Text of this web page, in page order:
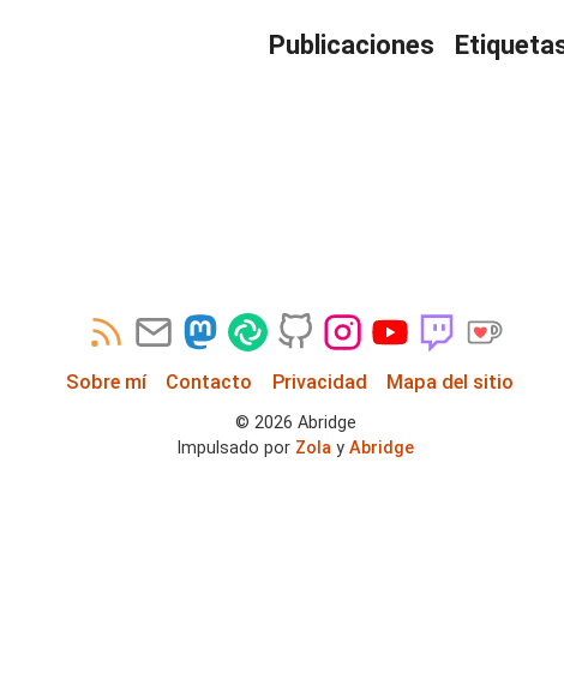
Publicaciones
Sobre mí Contacto Privacidad Mapa del sitio
© 2026 Abridge
Impulsado por Zola y Abridge